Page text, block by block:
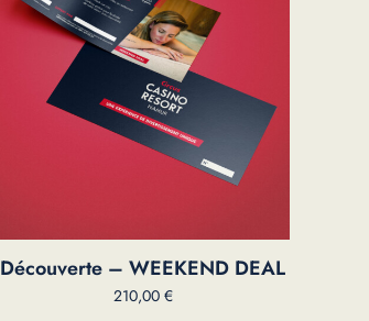
Découverte – WEEKEND DEAL
210,00 €